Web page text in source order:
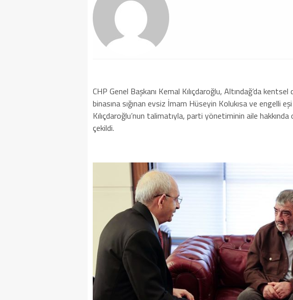
​CHP Genel Başkanı Kemal Kılıçdaroğlu, Altındağ’da
binasına sığınan evsiz İmam Hüseyin Kolukısa ve engelli eşi
Kılıçdaroğlu’nun talimatıyla, parti yönetiminin aile
çekildi.